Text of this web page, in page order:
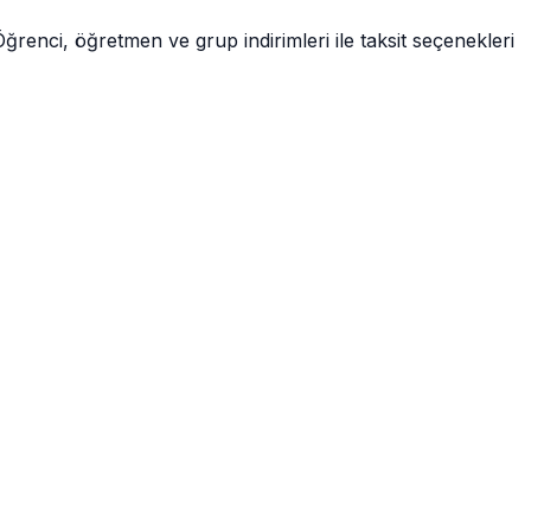
öğretmen ve grup indirimleri ile taksit seçenekleri